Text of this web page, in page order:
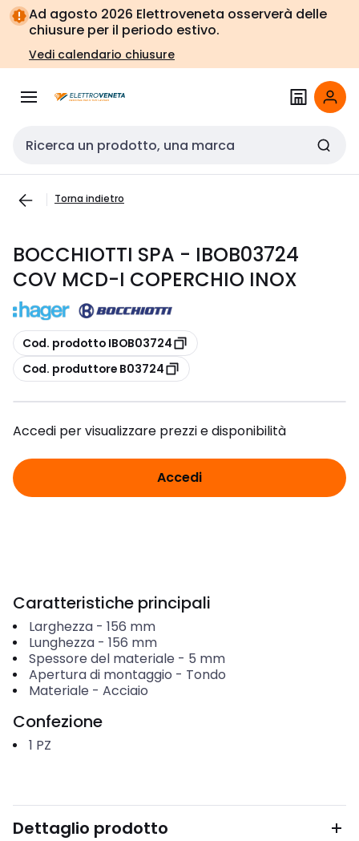
Vai alla
navigazione
Vai
alla
pagina
Ad agosto 2026 Elettroveneta osserverà delle
chiusure per il periodo estivo.
Vedi calendario chiusure
Cerca input
Torna indietro
BOCCHIOTTI SPA - IBOB03724
COV MCD-I COPERCHIO INOX
copia
Cod. prodotto IBOB03724
copia
Cod. produttore B03724
Accedi per visualizzare prezzi e disponibilità
Accedi
Caratteristiche principali
Larghezza- 156 mm
Lunghezza- 156 mm
Spessore del materiale - 5 mm
Apertura di montaggio - Tondo
Materiale - Acciaio
Confezione
1 PZ
Dettaglio prodotto